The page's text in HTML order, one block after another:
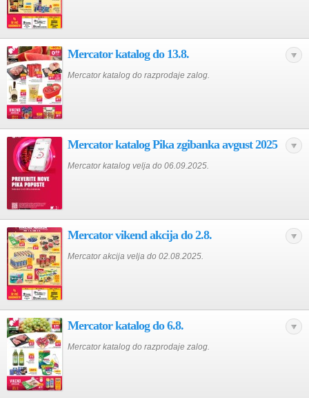
Mercator katalog do 13.8.
Mercator katalog do razprodaje zalog.
Mercator katalog Pika zgibanka avgust 2025
Mercator katalog velja do 06.09.2025.
Mercator vikend akcija do 2.8.
Mercator akcija velja do 02.08.2025.
Mercator katalog do 6.8.
Mercator katalog do razprodaje zalog.